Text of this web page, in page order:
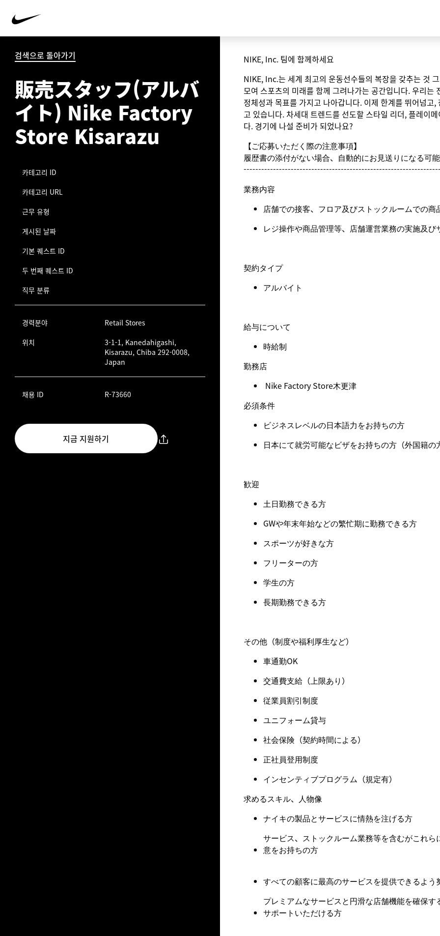
검색으로 돌아가기
販売スタッフ(アルバ
イト) Nike Factory
Store Kisarazu
카테고리 ID
카테고리 URL
근무 유형
게시된 날짜
기본 퀘스트 ID
두 번째 퀘스트 ID
직무 분류
경력분야
Retail Stores
위치
3-1-1, Kanedahigashi,
Kisarazu, Chiba 292-0008,
Japan
채용 ID R-73660
지금 지원하기
NIKE, Inc. 팀에 함께하세요
NIKE, Inc.는 세계 최고의 운동선수들의 복장을 갖추는 것
모여 스포츠의 미래를 함께 그려나가는 공간입니다. 우리
정체성과 목표를 가지고 나아갑니다. 이제 한계를 뛰어넘
고 있습니다. 차세대 트렌드를 선도할 스타일 리더, 플레이
다. 경기에 나설 준비가 되었나요?
【ご応募いただく際の注意事項】
履歴書の添付がない場合、自動的にお見送りになる可
業務内容
店舗での接客、フロア及びストックルームでの商
レジ操作や商品管理等、店舗運営業務の実施及び
契約タイプ
アルバイト
給与について
時給制
勤務店
Nike Factory Store木更津
必須条件
ビジネスレベルの日本語力をお持ちの方
日本にて就労可能なビザをお持ちの方（外国籍の
歓迎
土日勤務できる方
GWや年末年始などの繁忙期に勤務できる方
スポーツが好きな方
フリーターの方
学生の方
長期勤務できる方
その他（制度や福利厚生など）
車通勤OK
交通費支給（上限あり）
従業員割引制度
ユニフォーム貸与
社会保険（契約時間による）
正社員登用制度
インセンティブプログラム（規定有）
求めるスキル、人物像
ナイキの製品とサービスに情熱を注げる方
サービス、ストックルーム業務等を含むがこれ
意をお持ちの方
すべての顧客に最高のサービスを提供できるよう
プレミアムなサービスと円滑な店舗機能を確保
サポートいただける方